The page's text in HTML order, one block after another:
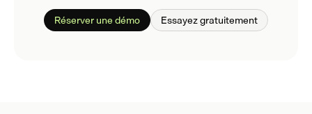
Réserver une démo Essayez gratuitement